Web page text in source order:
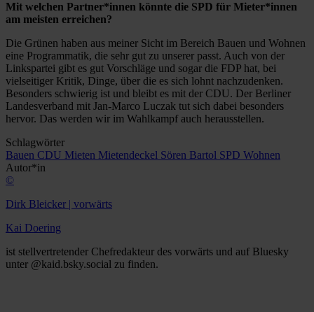
Mit welchen Partner*innen könnte die SPD für Mieter*innen
am meisten erreichen?
Die Grünen haben aus meiner Sicht im Bereich Bauen und Wohnen
eine Programmatik, die sehr gut zu unserer passt. Auch von der
Linkspartei gibt es gut Vorschläge und sogar die FDP hat, bei
vielseitiger Kritik, Dinge, über die es sich lohnt nachzudenken.
Besonders schwierig ist und bleibt es mit der CDU. Der Berliner
Landesverband mit Jan-Marco Luczak tut sich dabei besonders
hervor. Das werden wir im Wahlkampf auch herausstellen.
Schlagwörter
Bauen CDU Mieten Mietendeckel Sören Bartol SPD Wohnen
Autor*in
©
Dirk Bleicker | vorwärts
Kai Doering
ist stellvertretender Chefredakteur des vorwärts und auf Bluesky
unter @kaid.bsky.social zu finden.